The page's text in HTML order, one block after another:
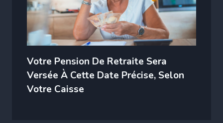
Votre Pension De Retraite Sera
Versée À Cette Date Précise, Selon
Votre Caisse